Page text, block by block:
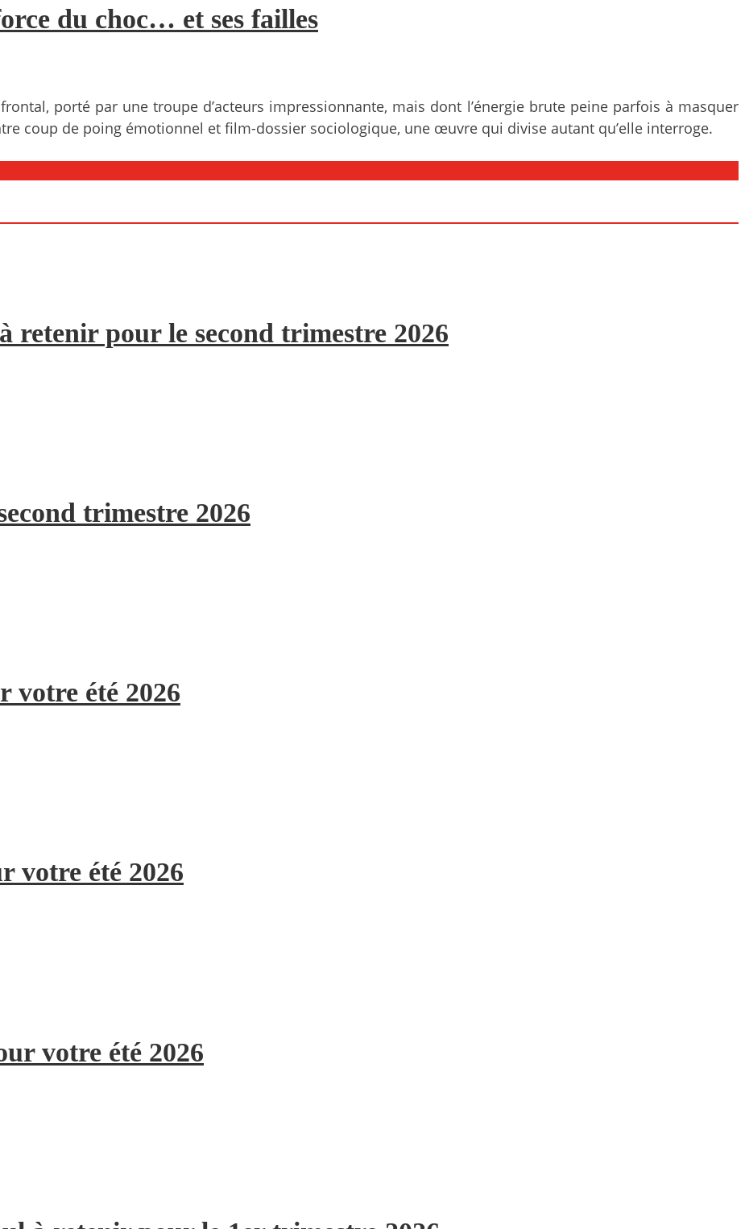
du choc… et ses failles
porté par une troupe d’acteurs impressionnante, mais dont l’énergie brute peine parfois à masquer
coup de poing émotionnel et film-dossier sociologique, une œuvre qui divise autant qu’elle interroge.
retenir pour le second trimestre 2026
trimestre 2026
votre été 2026
votre été 2026
votre été 2026